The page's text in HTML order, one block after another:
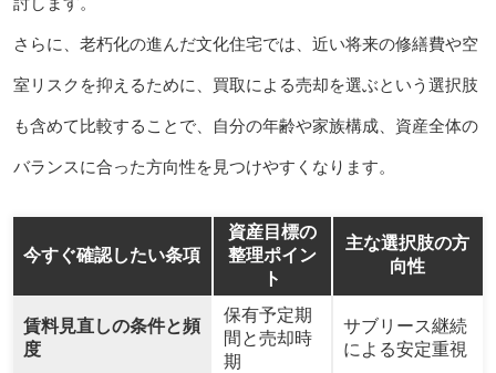
さらに、老朽化の進んだ文化住宅では、近い将来の修繕費や空
室リスクを抑えるために、買取による売却を選ぶという選択肢
も含めて比較することで、自分の年齢や家族構成、資産全体の
バランスに合った方向性を見つけやすくなります。
今すぐ確認したい条項
資産目標の
整理ポイン
ト
主な選択肢の方
向性
賃料見直しの条件と頻
度
保有予定期
間と売却時
期
サブリース継続
による安定重視